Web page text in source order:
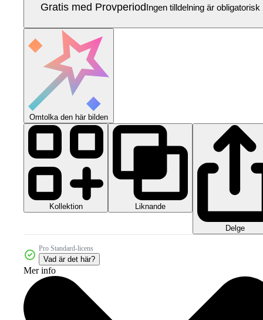
Gratis med ProvperiodIngen tilldelning är obligatorisk
Omtolka den här bilden
Kollektion Liknande
Delge
Pro Standard-licens
Vad är det här?
Mer info